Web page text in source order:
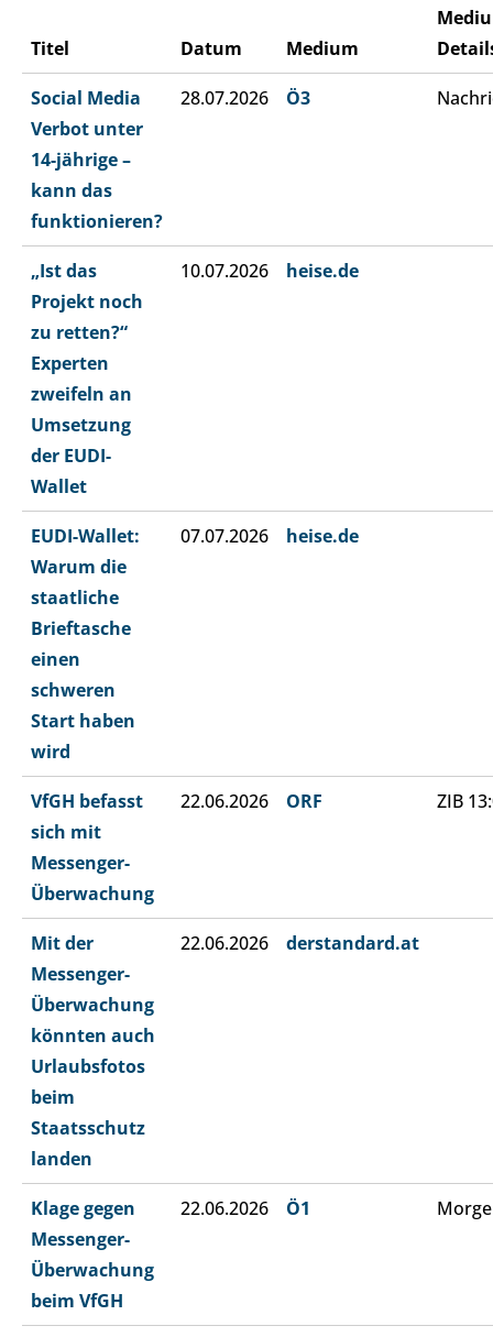
Titel Datum Medium
Social Media
Verbot unter
14-jährige –
kann das
funktionieren?
28.07.2026 Ö3
„Ist das
Projekt noch
zu retten?“
Experten
zweifeln an
Umsetzung
der EUDI-
Wallet
10.07.2026 heise.de
EUDI-Wallet:
Warum die
staatliche
Brieftasche
einen
schweren
Start haben
wird
07.07.2026 heise.de
VfGH befasst
sich mit
Messenger-
Überwachung
22.06.2026 ORF ZIB
Mit der
Messenger-
Überwachung
könnten auch
Urlaubsfotos
beim
Staatsschutz
landen
22.06.2026 derstandard.at
Klage gegen
Messenger-
Überwachung
beim VfGH
22.06.2026 Ö1